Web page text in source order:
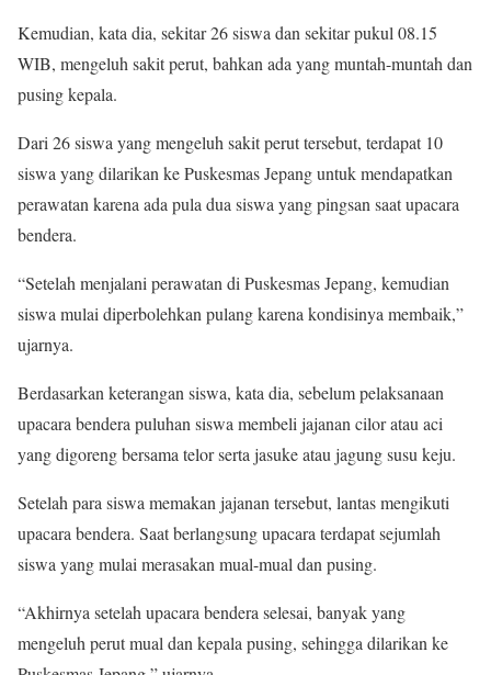
Kemudian, kata dia, sekitar 26 siswa dan sekitar pukul 08.15
WIB, mengeluh sakit perut, bahkan ada yang muntah-muntah dan
pusing kepala.
Dari 26 siswa yang mengeluh sakit perut tersebut, terdapat 10
siswa yang dilarikan ke Puskesmas Jepang untuk mendapatkan
perawatan karena ada pula dua siswa yang pingsan saat upacara
bendera.
“Setelah menjalani perawatan di Puskesmas Jepang, kemudian
siswa mulai diperbolehkan pulang karena kondisinya membaik,”
ujarnya.
Berdasarkan keterangan siswa, kata dia, sebelum pelaksanaan
upacara bendera puluhan siswa membeli jajanan cilor atau aci
yang digoreng bersama telor serta jasuke atau jagung susu keju.
Setelah para siswa memakan jajanan tersebut, lantas mengikuti
upacara bendera. Saat berlangsung upacara terdapat sejumlah
siswa yang mulai merasakan mual-mual dan pusing.
“Akhirnya setelah upacara bendera selesai, banyak yang
mengeluh perut mual dan kepala pusing, sehingga dilarikan ke